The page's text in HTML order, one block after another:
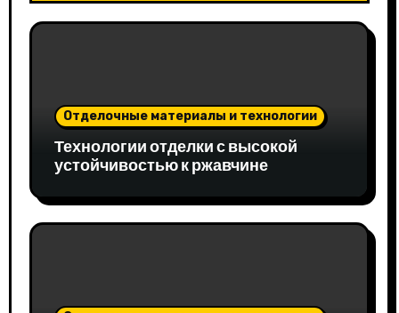
Отделочные материалы и технологии
Технологии отделки с высокой
устойчивостью к ржавчине